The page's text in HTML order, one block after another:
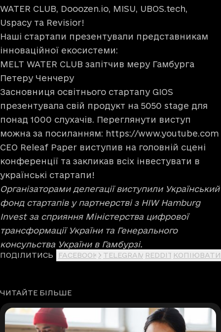
WATER CLUB, Dooozen.io, MISU, UBOS.tech,
Uspacy та Revisior!
Наші стартапи презентували представникам
інноваційної екосистеми:
MELT WATER CLUB запітчив меру Гамбурга
Петеру Ченчеру
Засновниця освітнього стартапу GIOS
презентувала свій продукт на 5050 stage для
понад 1000 слухачів. Переглянути виступ
можна за посиланням: https://www.youtube.com
СЕО Releaf Paper виступив на головній сцені
конференції та закликав всіх інвестувати в
українські стартапи!
Організаторами делегації виступили Український
фонд стартапів у партнерстві з HIW Hamburg
Invest за сприяння Міністерства цифрової
трансформації України та Генерального
консульства України в Гамбурзі.
ПОДІЛИТИСЬ FACEBOOK X TELEGRAM REDDIT КОПІЮВАТИ
ЧИТАЙТЕ БІЛЬШЕ